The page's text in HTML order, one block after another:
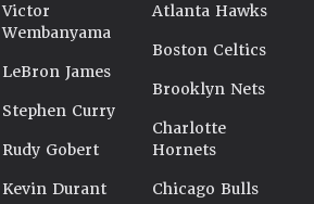
Victor
Wembanyama
LeBron James
Stephen Curry
Rudy Gobert
Kevin Durant
Atlanta Hawks
Boston Celtics
Brooklyn Nets
Charlotte
Hornets
Chicago Bulls